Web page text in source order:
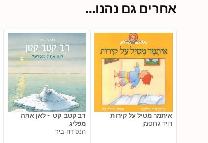
אחרים גם נהנו...
איתמר מטיל על קירות
דויד גרוסמן
דב קטב קטן - לאן אתה
מפליג
הנס דה ביר